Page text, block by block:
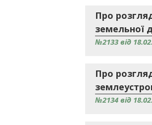
Про
земельної
№2133 від
Про
№2134 від